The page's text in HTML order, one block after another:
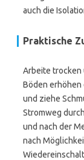
auch die
Praktische
Arbeite trocken
Böden erhöhen
und ziehe
Stromweg
und nach der
nach